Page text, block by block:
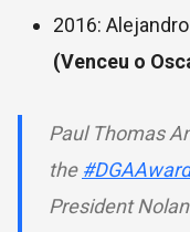
2016:
(Venceu o
Paul Thomas
the
President Nolan